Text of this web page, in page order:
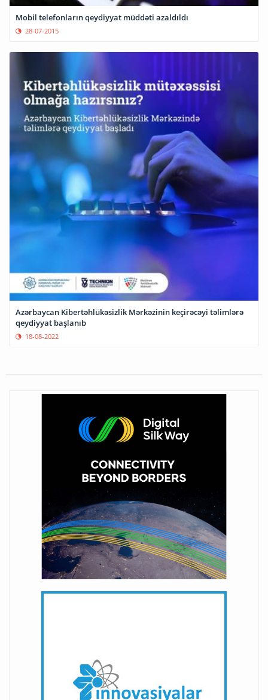
Mobil telefonların qeydiyyat müddəti azaldıldı
28-07-2015
Azərbaycan Kibertəhlükəsizlik Mərkəzinin keçirəcəyi təlimlərə
qeydiyyat başlanıb
18-08-2022